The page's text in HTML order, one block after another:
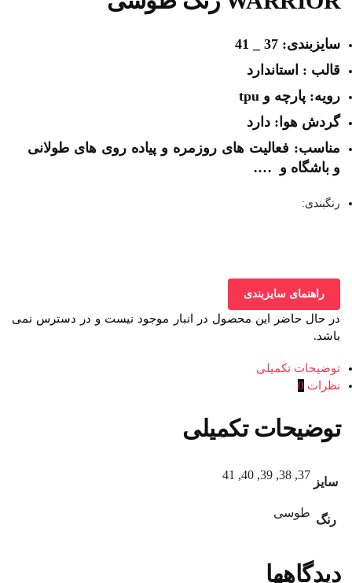
سایزبندی: 37 _ 41
قالب : استاندارد
رویه: پارچه و tpu
گردش هوا: دارد
مناسب: فعالیت های روزمره و پیاده روی های طولانی
و باشگاه و ….
رنگبندی:
راهنمای سایزبندی
در حال حاضر این محصول در انبار موجود نیست و در دسترس نمی
باشد.
توضیحات تکمیلی
نظرات 0
توضیحات تکمیلی
سایز
37, 38, 39, 40, 41
رنگ
طوسی
دیدگاهها